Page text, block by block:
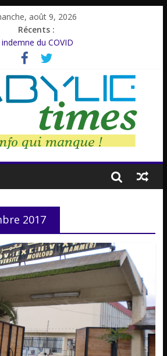
août 9, 2026
Récents :
du COVID
inspirée d’un personnage réel
cinéaste émérite, un parcours inachevé
rompt le silence
service de la jeunesse.
2017